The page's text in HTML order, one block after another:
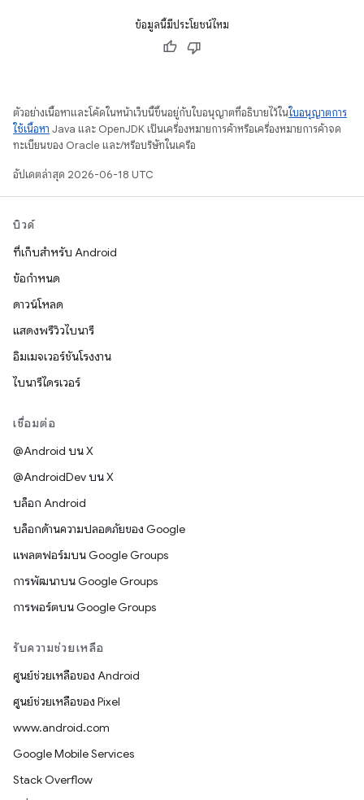
ข้อมูลนี้มีประโยชน์ไหม
ตัวอย่างเนื้อหาและโค้ดในหน้าเว็บนี้ขึ้นอยู่กับใบอนุญาตที่อธิบายไว้ในใบอนุญาตการ
ใช้เนื้อหา Java และ OpenJDK เป็นเครื่องหมายการค้าหรือเครื่องหมายการค้าจด
ทะเบียนของ Oracle และ/หรือบริษัทในเครือ
อัปเดตล่าสุด 2026-06-18 UTC
บิวด์
ที่เก็บสำหรับ Android
ข้อกำหนด
ดาวน์โหลด
แสดงพรีวิวไบนารี
อิมเมจเวอร์ชันโรงงาน
ไบนารีไดรเวอร์
เชื่อมต่อ
@Android บน X
@AndroidDev บน X
บล็อก Android
บล็อกด้านความปลอดภัยของ Google
แพลตฟอร์มบน Google Groups
การพัฒนาบน Google Groups
การพอร์ตบน Google Groups
รับความช่วยเหลือ
ศูนย์ช่วยเหลือของ Android
ศูนย์ช่วยเหลือของ Pixel
www.android.com
Google Mobile Services
Stack Overflow